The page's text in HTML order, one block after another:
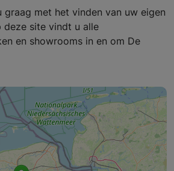
graag met het vinden van uw eigen
deze site vindt u alle
en showrooms in en om De